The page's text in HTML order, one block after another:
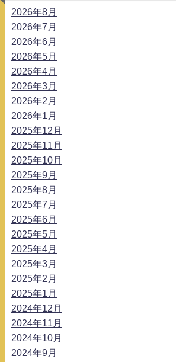
2026年8月
2026年7月
2026年6月
2026年5月
2026年4月
2026年3月
2026年2月
2026年1月
2025年12月
2025年11月
2025年10月
2025年9月
2025年8月
2025年7月
2025年6月
2025年5月
2025年4月
2025年3月
2025年2月
2025年1月
2024年12月
2024年11月
2024年10月
2024年9月